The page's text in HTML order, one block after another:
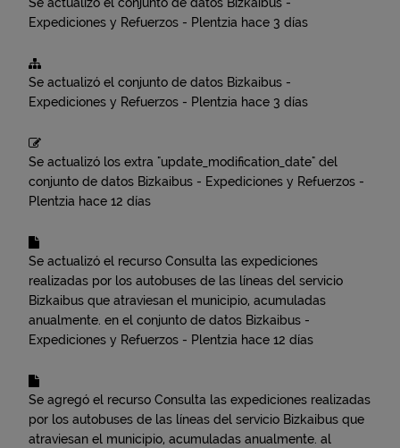
Expediciones y Refuerzos - Plentzia hace 3 días
Se actualizó el conjunto de datos Bizkaibus -
Expediciones y Refuerzos - Plentzia hace 3 días
Se actualizó los extra "update_modification_date" del
conjunto de datos Bizkaibus - Expediciones y Refuerzos -
Plentzia hace 12 días
Se actualizó el recurso Consulta las expediciones
realizadas por los autobuses de las líneas del servicio
Bizkaibus que atraviesan el municipio, acumuladas
anualmente. en el conjunto de datos Bizkaibus -
Expediciones y Refuerzos - Plentzia hace 12 días
Se agregó el recurso Consulta las expediciones realizadas
por los autobuses de las líneas del servicio Bizkaibus que
atraviesan el municipio, acumuladas anualmente. al